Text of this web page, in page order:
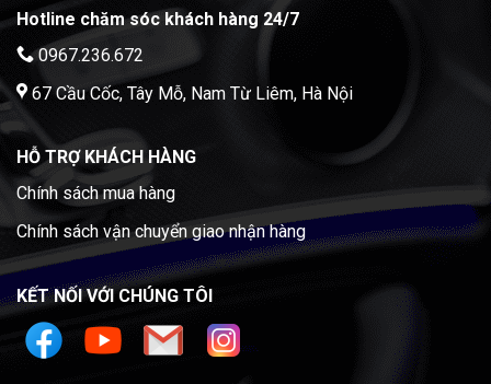
Hotline chăm sóc khách hàng 24/7
0967.236.672
67 Cầu Cốc, Tây Mỗ, Nam Từ Liêm, Hà Nội
HỖ TRỢ KHÁCH HÀNG
Chính sách mua hàng
Chính sách vận chuyển giao nhận hàng
KẾT NỐI VỚI CHÚNG TÔI